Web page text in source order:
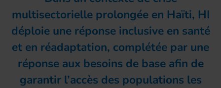
multisectorielle prolongée en Haïti, HI
déploie une réponse inclusive en santé
et en réadaptation, complétée par une
réponse aux besoins de base afin de
garantir l’accès des populations les